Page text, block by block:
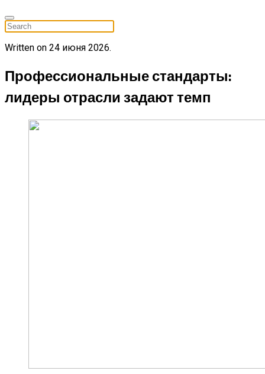
Written on 24 июня 2026.
Профессиональные стандарты:
лидеры отрасли задают темп